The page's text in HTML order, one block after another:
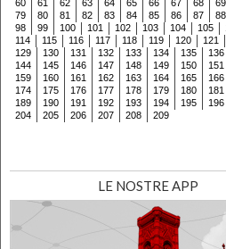
60 61 62 63 64 65 66 67 68 69
79
80 81 82 83 84 85 86 87 88
98
99 100 101 102 103 104 105
114
115 116 117 118 119 120 121
129
130 131 132 133 134 135 136
144
145 146 147 148 149 150 151
159
160 161 162 163 164 165 166
174
175 176 177 178 179 180 181
189
190 191 192 193 194 195 196
204
205 206 207 208
209
LE NOSTRE APP